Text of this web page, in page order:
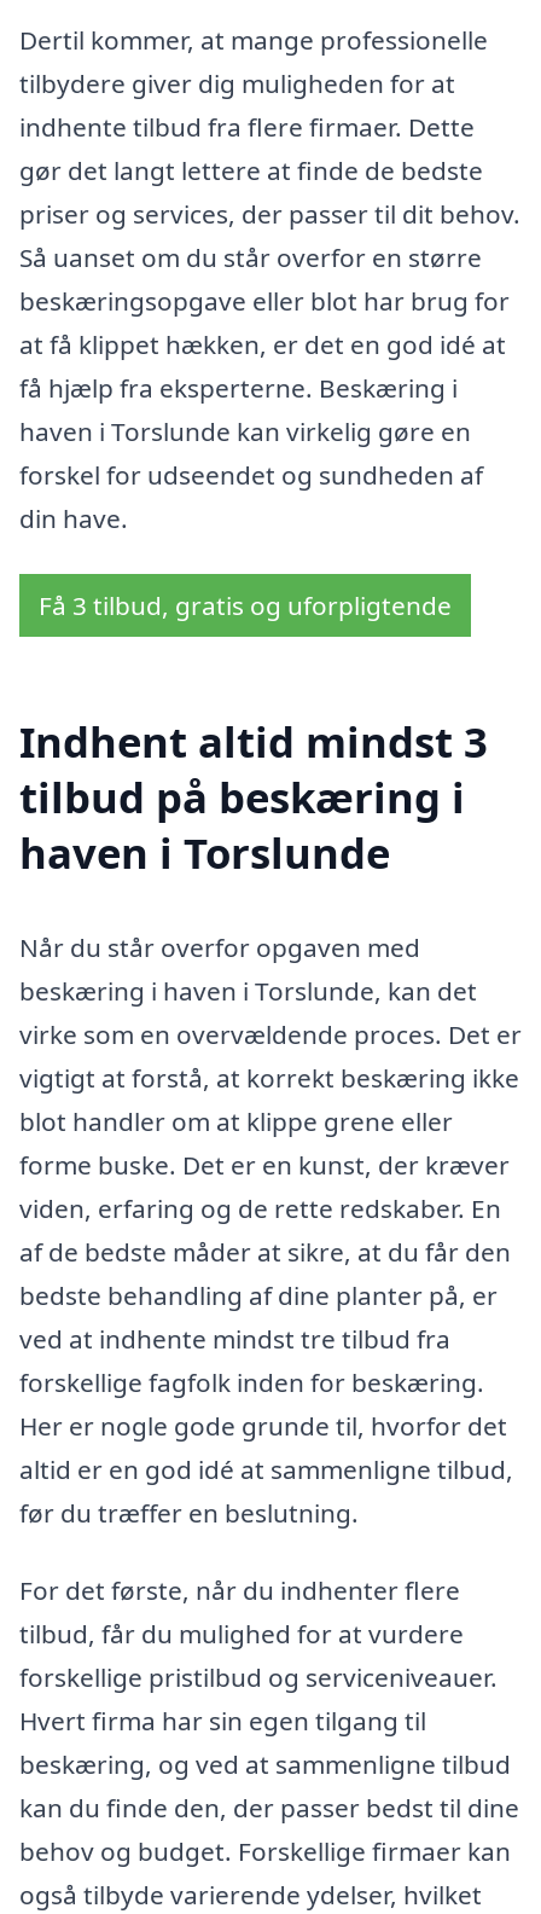
Dertil kommer, at mange professionelle
tilbydere giver dig muligheden for at
indhente tilbud fra flere firmaer. Dette
gør det langt lettere at finde de bedste
priser og services, der passer til dit behov.
Så uanset om du står overfor en større
beskæringsopgave eller blot har brug for
at få klippet hækken, er det en god idé at
få hjælp fra eksperterne. Beskæring i
haven i Torslunde kan virkelig gøre en
forskel for udseendet og sundheden af
din have.
Få 3 tilbud, gratis og uforpligtende
Indhent altid mindst 3
tilbud på beskæring i
haven i Torslunde
Når du står overfor opgaven med
beskæring i haven i Torslunde, kan det
virke som en overvældende proces. Det er
vigtigt at forstå, at korrekt beskæring ikke
blot handler om at klippe grene eller
forme buske. Det er en kunst, der kræver
viden, erfaring og de rette redskaber. En
af de bedste måder at sikre, at du får den
bedste behandling af dine planter på, er
ved at indhente mindst tre tilbud fra
forskellige fagfolk inden for beskæring.
Her er nogle gode grunde til, hvorfor det
altid er en god idé at sammenligne tilbud,
før du træffer en beslutning.
For det første, når du indhenter flere
tilbud, får du mulighed for at vurdere
forskellige pristilbud og serviceniveauer.
Hvert firma har sin egen tilgang til
beskæring, og ved at sammenligne tilbud
kan du finde den, der passer bedst til dine
behov og budget. Forskellige firmaer kan
også tilbyde varierende ydelser, hvilket